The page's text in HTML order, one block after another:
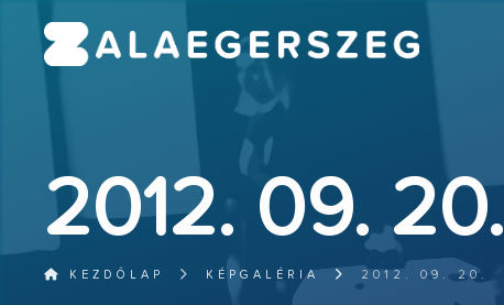
2012. 09. 20.
KEZDŐLAP KÉPGALÉRIA 2012. 09. 20.